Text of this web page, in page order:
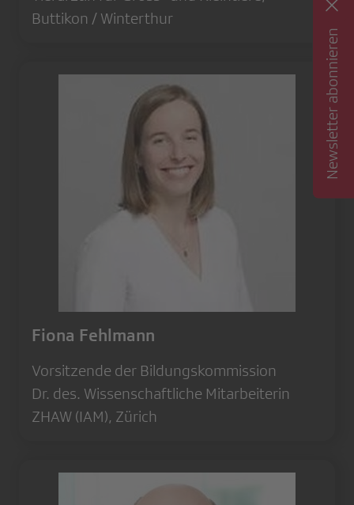
Buttikon / Winterthur
Fiona Fehlmann
Vorsitzende der Bildungskommission
Dr. des. Wissenschaftliche Mitarbeiterin
ZHAW (IAM), Zürich
Newsletter abonnieren